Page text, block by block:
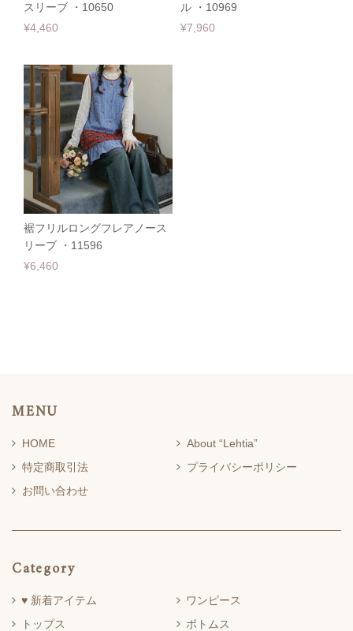
スリーブ ・10650
¥4,460
ル ・10969
¥7,960
裾フリルロングフレアノース
リーブ ・11596
¥6,460
MENU
HOME
About “Lehtia”
特定商取引法
プライバシーポリシー
お問い合わせ
Category
♥ 新着アイテム
ワンピース
トップス
ボトムス